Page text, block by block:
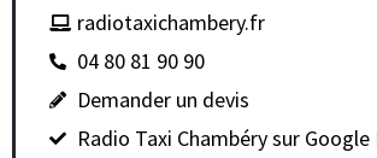
radiotaxichambery.fr
04 80 81 90 90
Demander un devis
Radio Taxi Chambéry sur Google